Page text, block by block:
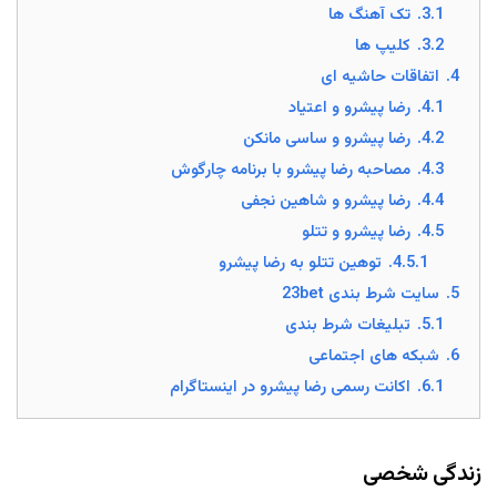
3.1. تک آهنگ ها
3.2. کلیپ ‌ها
4. اتفاقات حاشیه ای
4.1. رضا پیشرو و اعتیاد
4.2. رضا پیشرو و ساسی مانکن
4.3. مصاحبه رضا پیشرو با برنامه چارگوش
4.4. رضا پیشرو و شاهین نجفی
4.5. رضا پیشرو و تتلو
4.5.1. توهین تتلو به رضا پیشرو
5. سایت شرط بندی 23bet
5.1. تبلیغات شرط بندی
6. شبکه های اجتماعی
6.1. اکانت رسمی رضا پیشرو در اینستاگرام
زندگی شخصی